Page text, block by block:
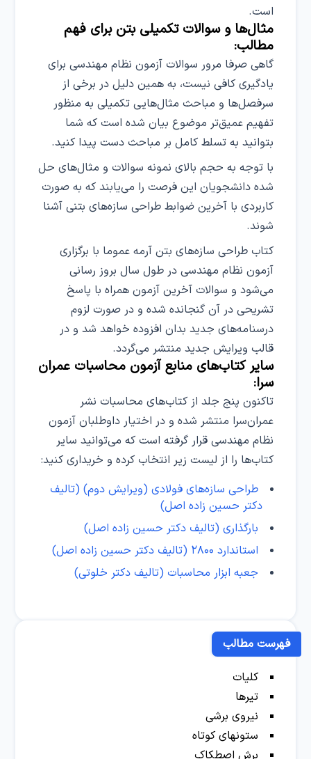
است.
مثال‌ها و سوالات تکمیلی بتن برای فهم
مطالب:
گاهی صرفا مرور سوالات آزمون‌ نظام مهندسی برای
یادگیری کافی نیست، به همین دلیل در برخی از
سرفصل‌ها و مباحث مثال‌هایی تکمیلی به منظور
تفهیم عمیق‌تر موضوع بیان شده است که شما
بتوانید به تسلط کامل بر مباحث دست پیدا کنید.
با توجه به حجم بالای نمونه سوالات و مثال‌های حل
شده دانشجویان این فرصت را می‌یابند که به صورت
کاربردی با آخرین ضوابط طراحی سازه‌های بتنی آشنا
شوند.
کتاب طراحی سازه‌‌های بتن آرمه عموما با برگزاری
آزمون نظام مهندسی در طول سال بروز رسانی
می‌‎شود و سوالات آخرین آزمون همراه با پاسخ
تشریحی در آن گنجانده شده و در صورت لزوم
درسنامه‌های جدید بدان افزوده خواهد شد و در
قالب ویرایش جدید منتشر می‌گردد.
سایر کتاب‌های منابع آزمون محاسبات عمران
سرا:
تاکنون پنج جلد از کتاب‌های محاسبات نشر
عمران‌سرا منتشر شده و در اختیار داوطلبان آزمون
نظام مهندسی قرار گرفته است که می‌توانید سایر
کتاب‌ها را از لیست زیر انتخاب کرده و خریداری کنید:
طراحی سازه‌های فولادی (ویرایش دوم) (تالیف
دکتر حسین زاده اصل)
بارگذاری (تالیف دکتر حسین زاده اصل)
استاندارد ۲۸۰۰ (تالیف دکتر حسین زاده اصل)
جعبه ابزار محاسبات (تالیف دکتر خلوتی)
فهرست مطالب
کلیات
تیرها
نیروی برشی
ستونهای کوتاه
برش اصطکاک